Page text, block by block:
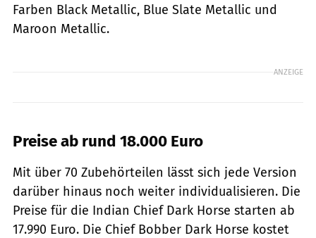
Farben Black Metallic, Blue Slate Metallic und
Maroon Metallic.
ANZEIGE
Preise ab rund 18.000 Euro
Mit über 70 Zubehörteilen lässt sich jede Version
darüber hinaus noch weiter individualisieren. Die
Preise für die Indian Chief Dark Horse starten ab
17.990 Euro. Die Chief Bobber Dark Horse kostet